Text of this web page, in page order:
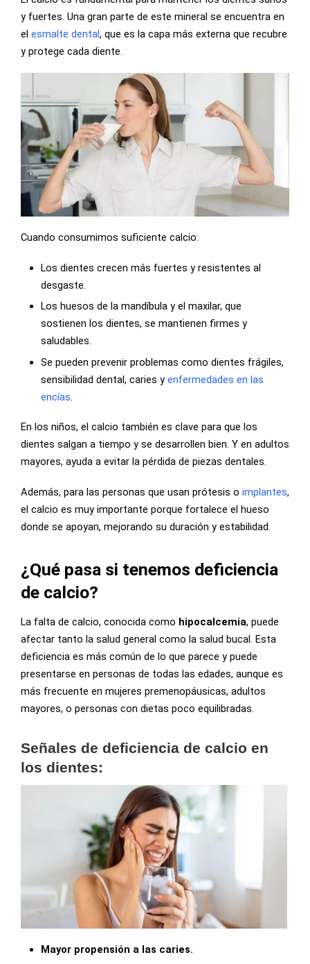
y fuertes. Una gran parte de este mineral se encuentra en
el esmalte dental, que es la capa más externa que recubre
y protege cada diente.
Cuando consumimos suficiente calcio:
Los dientes crecen más fuertes y resistentes al
desgaste.
Los huesos de la mandíbula y el maxilar, que
sostienen los dientes, se mantienen firmes y
saludables.
Se pueden prevenir problemas como dientes frágiles,
sensibilidad dental, caries yenfermedades en las
encías.
En los niños, el calcio también es clave para que los
dientes salgan a tiempo y se desarrollen bien. Y en adultos
mayores, ayuda a evitar la pérdida de piezas dentales.
Además, para las personas que usan prótesis o implantes,
el calcio es muy importante porque fortalece el hueso
donde se apoyan, mejorando su duración y estabilidad.
¿Qué pasa si tenemos deficiencia
de calcio?
La falta de calcio, conocida como hipocalcemia, puede
afectar tanto la salud general como la salud bucal. Esta
deficiencia es más común de lo que parece y puede
presentarse en personas de todas las edades, aunque es
más frecuente en mujeres premenopáusicas, adultos
mayores, o personas con dietas poco equilibradas.
Señales de deficiencia de calcio en
los dientes:
Mayor propensión a las caries.